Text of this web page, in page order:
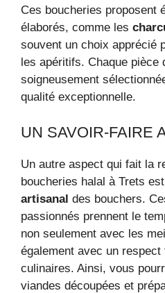
Ces boucheries proposent
élaborés, comme les
souvent un choix apprécié
les apéritifs. Chaque pièce
soigneusement
qualité exceptionnelle.
UN SAVOIR-FAIRE
Un autre aspect qui fait la
boucheries halal à Trets
artisanal des bouchers.
passionnés prennent le
non seulement avec les
également avec un
culinaires. Ainsi, vous
viandes découpées et